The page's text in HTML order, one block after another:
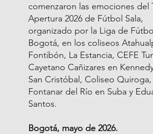
comenzaron las emociones del
Apertura 2026 de Fútbol Sala,
organizado por la Liga de
Bogotá, en los coliseos
Fontibón, La Estancia, CEFE
Cayetano Cañizares en
San Cristóbal, Coliseo Quiroga,
Fontanar del Río en Suba y
Santos.
Bogotá, mayo de 2026.